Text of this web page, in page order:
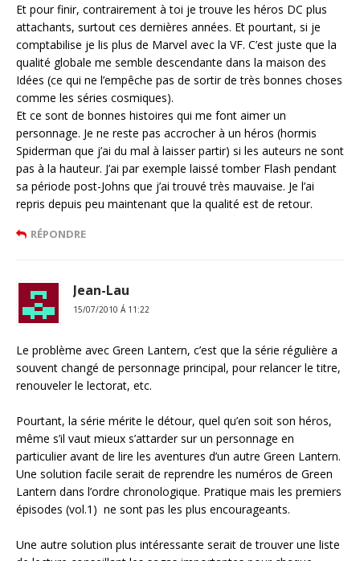
Et pour finir, contrairement à toi je trouve les héros DC plus
attachants, surtout ces dernières années. Et pourtant, si je
comptabilise je lis plus de Marvel avec la VF. C’est juste que la
qualité globale me semble descendante dans la maison des
Idées (ce qui ne l’empêche pas de sortir de très bonnes choses
comme les séries cosmiques).
Et ce sont de bonnes histoires qui me font aimer un
personnage. Je ne reste pas accrocher à un héros (hormis
Spiderman que j’ai du mal à laisser partir) si les auteurs ne sont
pas à la hauteur. J’ai par exemple laissé tomber Flash pendant
sa période post-Johns que j’ai trouvé très mauvaise. Je l’ai
repris depuis peu maintenant que la qualité est de retour.
RÉPONDRE
Jean-Lau
15/07/2010 Á 11:22
Le problème avec Green Lantern, c’est que la série régulière a
souvent changé de personnage principal, pour relancer le titre,
renouveler le lectorat, etc.
Pourtant, la série mérite le détour, quel qu’en soit son héros,
même s’il vaut mieux s’attarder sur un personnage en
particulier avant de lire les aventures d’un autre Green Lantern.
Une solution facile serait de reprendre les numéros de Green
Lantern dans l’ordre chronologique. Pratique mais les premiers
épisodes (vol.1) ne sont pas les plus encourageants.
Une autre solution plus intéressante serait de trouver une liste